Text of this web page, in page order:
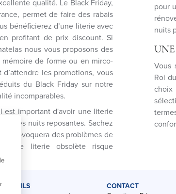
qualité. Le Black Friday,
permet de faire des rabais
bénéficierez d’une literie avec
profitant de prix discount. Si
nous vous proposons des
de forme ou en mirco-
les promotions, vous
du Black Friday sur notre
incomparables.
est important d'avoir une literie
des nuits reposantes. Sachez
provoquera des problèmes de
Une literie obsolète risque
pour
nuits
Vous
Roi
CONTACT